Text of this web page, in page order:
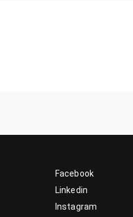
Facebook
Linkedin
Instagram